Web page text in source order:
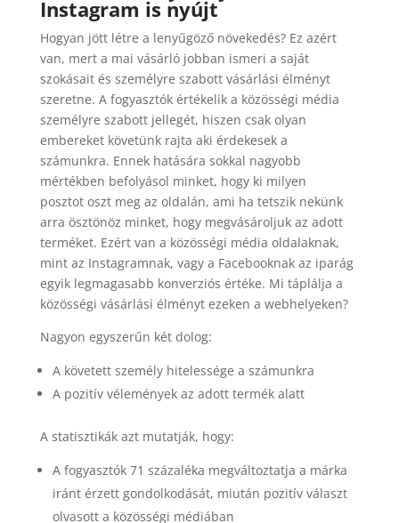
Instagram is nyújt
Hogyan jött létre a lenyűgöző növekedés? Ez azért
van, mert a mai vásárló jobban ismeri a saját
szokásait és személyre szabott vásárlási élményt
szeretne. A fogyasztók értékelik a közösségi média
személyre szabott jellegét, hiszen csak olyan
embereket követünk rajta aki érdekesek a
számunkra. Ennek hatására sokkal nagyobb
mértékben befolyásol minket, hogy ki milyen
posztot oszt meg az oldalán, ami ha tetszik nekünk
arra ösztönöz minket, hogy megvásároljuk az adott
terméket. Ezért van a közösségi média oldalaknak,
mint az Instagramnak, vagy a Facebooknak az iparág
egyik legmagasabb konverziós értéke. Mi táplálja a
közösségi vásárlási élményt ezeken a webhelyeken?
Nagyon egyszerűn két dolog:
A követett személy hitelessége a számunkra
A pozitív vélemények az adott termék alatt
A statisztikák azt mutatják, hogy:
A fogyasztók 71 százaléka megváltoztatja a márka
iránt érzett gondolkodását, miután pozitív választ
olvasott a közösségi médiában